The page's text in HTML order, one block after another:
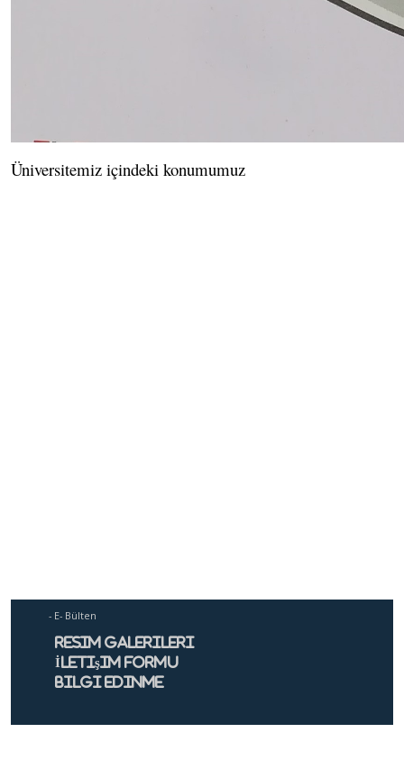
Üniversitemiz içindeki konumumuz
- E- Bülten
Resim Galerileri
İletişim Formu
Bilgi Edinme